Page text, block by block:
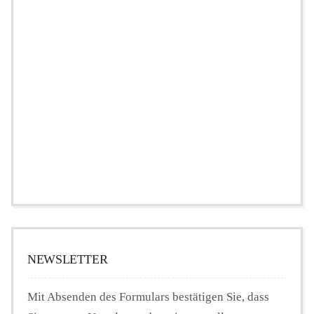
NEWSLETTER
Mit Absenden des Formulars bestätigen Sie, dass